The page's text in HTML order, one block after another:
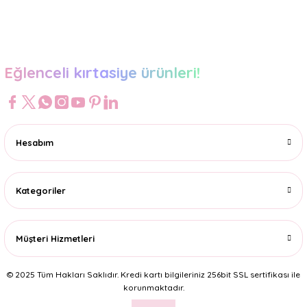
Eğlenceli kırtasiye ürünleri!
Hesabım
Kategoriler
Müşteri Hizmetleri
© 2025 Tüm Hakları Saklıdır. Kredi kartı bilgileriniz 256bit SSL sertifikası ile
korunmaktadır.